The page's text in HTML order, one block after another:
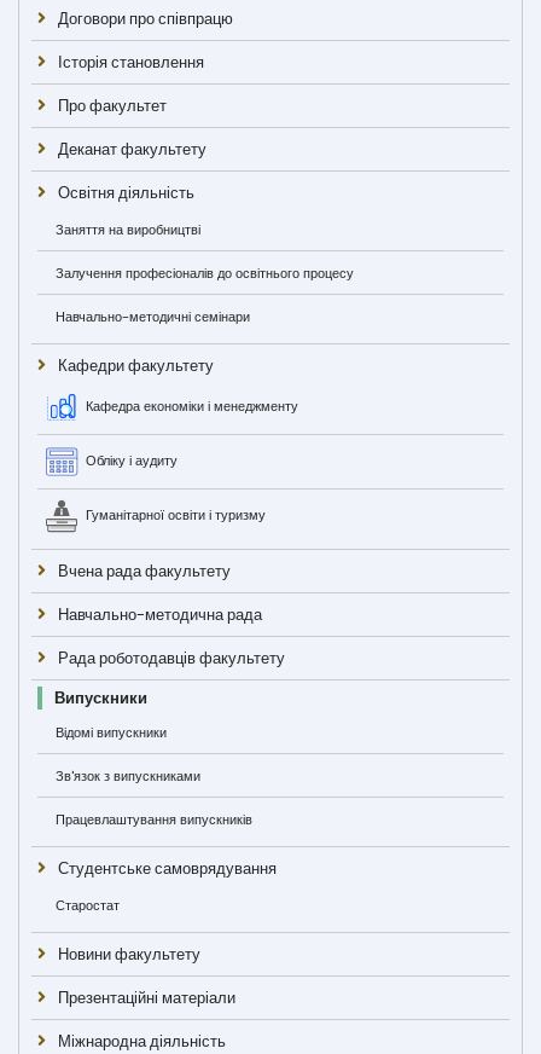
Договори про співпрацю
Історія становлення
Про факультет
Деканат факультету
Освітня діяльність
Заняття на виробництві
Залучення професіоналів до освітнього процесу
Навчально-методичні семінари
Кафедри факультету
Кафедра економіки і менеджменту
Обліку і аудиту
Гуманітарної освіти і туризму
Вчена рада факультету
Навчально-методична рада
Рада роботодавців факультету
Випускники
Відомі випускники
Зв'язок з випускниками
Працевлаштування випускників
Студентське самоврядування
Старостат
Новини факультету
Презентаційні матеріали
Міжнародна діяльність